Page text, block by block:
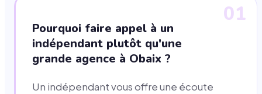
01
Pourquoi faire appel à un
indépendant plutôt qu'une
grande agence à Obaix ?
Un indépendant vous offre une écoute